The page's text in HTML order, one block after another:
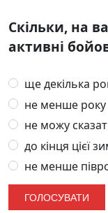
Скільки, на
активні
ще декілька
не менше року
не можу
до кінця цієї
не менше